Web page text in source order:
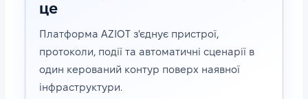
це
Платформа AZIOT з'єднує пристрої,
протоколи, події та автоматичні сценарії в
один керований контур поверх наявної
інфраструктури.